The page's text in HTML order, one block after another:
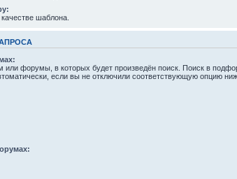
шаблона.
или форумы, в которых будет произведён поиск. Поиск в
если вы не отключили соответствующую опцию